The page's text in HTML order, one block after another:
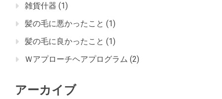
雑貨什器 (1)
髪の毛に悪かったこと (1)
髪の毛に良かったこと (1)
Ｗアプローチヘアプログラム (2)
アーカイブ